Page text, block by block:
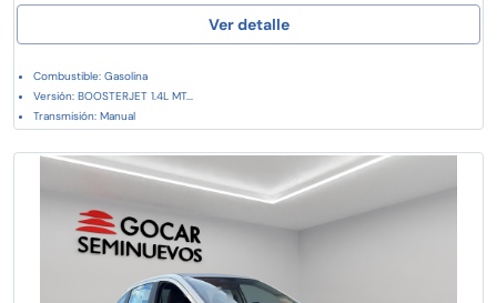
Ver detalle
Combustible: Gasolina
Versión: BOOSTERJET 1.4L MT...
Transmisión: Manual